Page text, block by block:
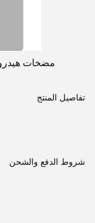
تفاصيل المنتج
شروط الدفع والشحن